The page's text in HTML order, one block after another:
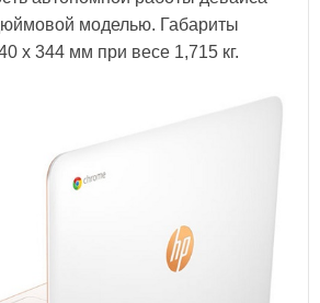
моделью. Габариты
х 344 мм при весе 1,715 кг.